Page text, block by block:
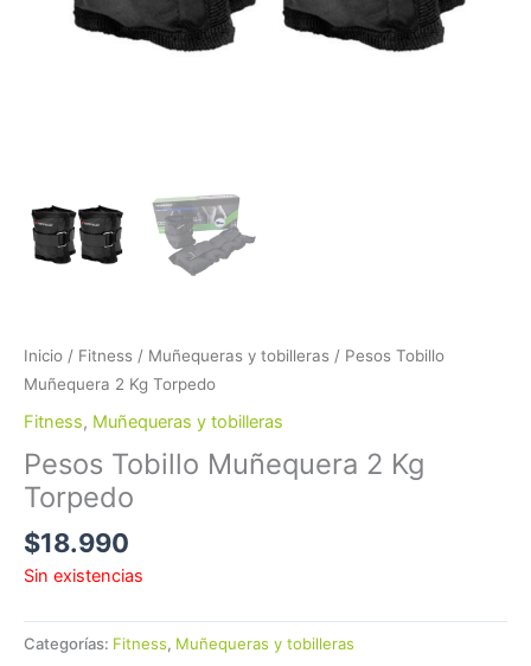
Inicio / Fitness / Muñequeras y tobilleras / Pesos Tobillo
Muñequera 2 Kg Torpedo
Fitness, Muñequeras y tobilleras
Pesos Tobillo Muñequera 2 Kg
Torpedo
$18.990
Sin existencias
Categorías: Fitness, Muñequeras y tobilleras